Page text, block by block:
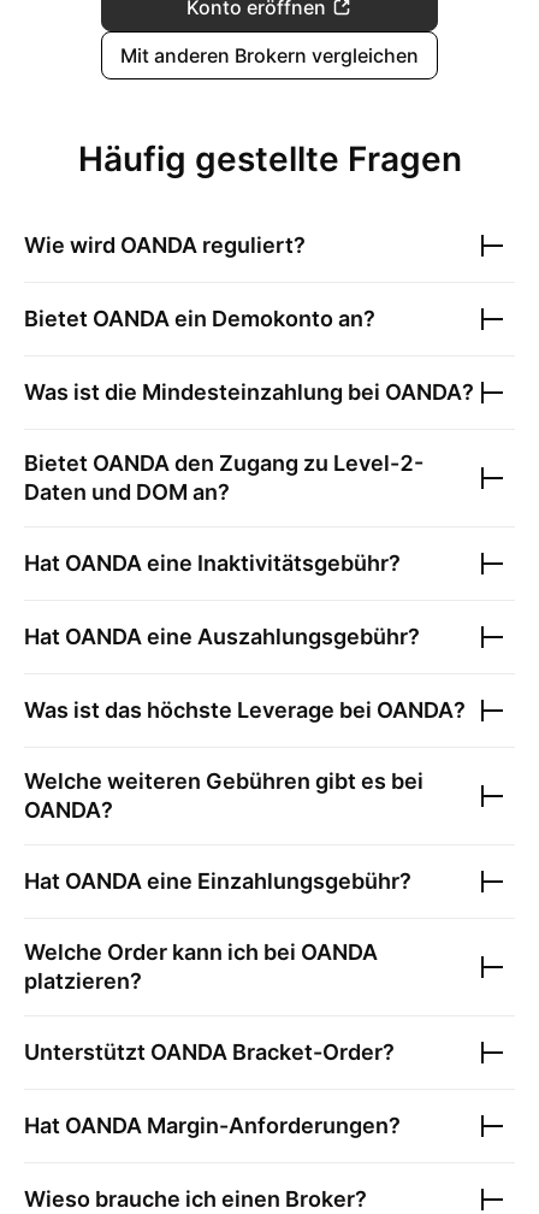
Konto eröffnen
Mit anderen Brokern vergleichen
Häufig gestellte Fragen
Wie wird OANDA reguliert?
Bietet OANDAein Demokonto an?
Was ist die Mindesteinzahlung bei OANDA?
Bietet OANDAden Zugang zu Level-2-
Daten und DOM an?
Hat OANDAeine Inaktivitätsgebühr?
Hat OANDAeine Auszahlungsgebühr?
Was ist das höchste Leverage bei OANDA?
Welche weiteren Gebühren gibt es bei
OANDA?
Hat OANDAeine Einzahlungsgebühr?
Welche Order kann ich bei OANDA
platzieren?
Unterstützt OANDA Bracket-Order?
Hat OANDA Margin-Anforderungen?
Wieso brauche ich einen Broker?